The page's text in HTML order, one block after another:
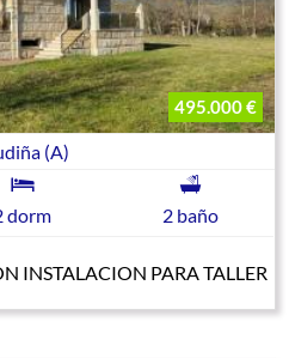
495.000 €
(A)
dorm 2 baño
INSTALACION PARA TALLER